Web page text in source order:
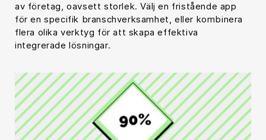
av företag, oavsett storlek. Välj en fristående app
för en specifik branschverksamhet, eller kombinera
flera olika verktyg för att skapa effektiva
integrerade lösningar.